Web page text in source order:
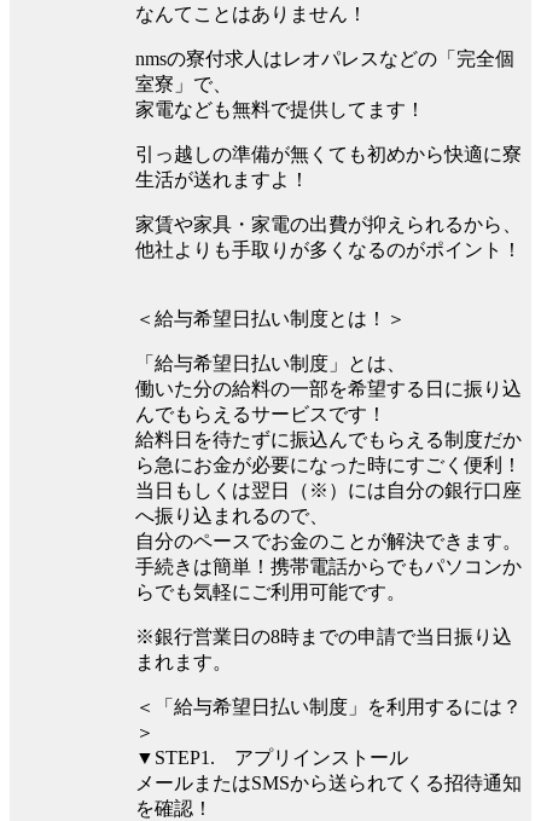
なんてことはありません！
nmsの寮付求人はレオパレスなどの「完全個
室寮」で、
家電なども無料で提供してます！
引っ越しの準備が無くても初めから快適に寮
生活が送れますよ！
家賃や家具・家電の出費が抑えられるから、
他社よりも手取りが多くなるのがポイント！
＜給与希望日払い制度とは！＞
「給与希望日払い制度」とは、
働いた分の給料の一部を希望する日に振り込
んでもらえるサービスです！
給料日を待たずに振込んでもらえる制度だか
ら急にお金が必要になった時にすごく便利！
当日もしくは翌日（※）には自分の銀行口座
へ振り込まれるので、
自分のペースでお金のことが解決できます。
手続きは簡単！携帯電話からでもパソコンか
らでも気軽にご利用可能です。
※銀行営業日の8時までの申請で当日振り込
まれます。
＜「給与希望日払い制度」を利用するには？
＞
▼STEP1. アプリインストール
メールまたはSMSから送られてくる招待通知
を確認！